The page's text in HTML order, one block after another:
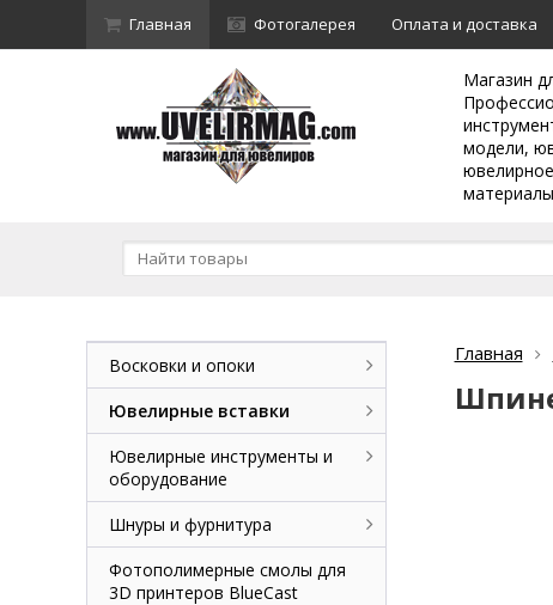
Главная Фотогалерея Оплата и доставка
Магазин
модели,
Главная
Восковки и опоки
Ювелирные вставки
Ювелирные инструменты и
оборудование
Шнуры и фурнитура
Фотополимерные смолы для
3D принтеров BlueCast